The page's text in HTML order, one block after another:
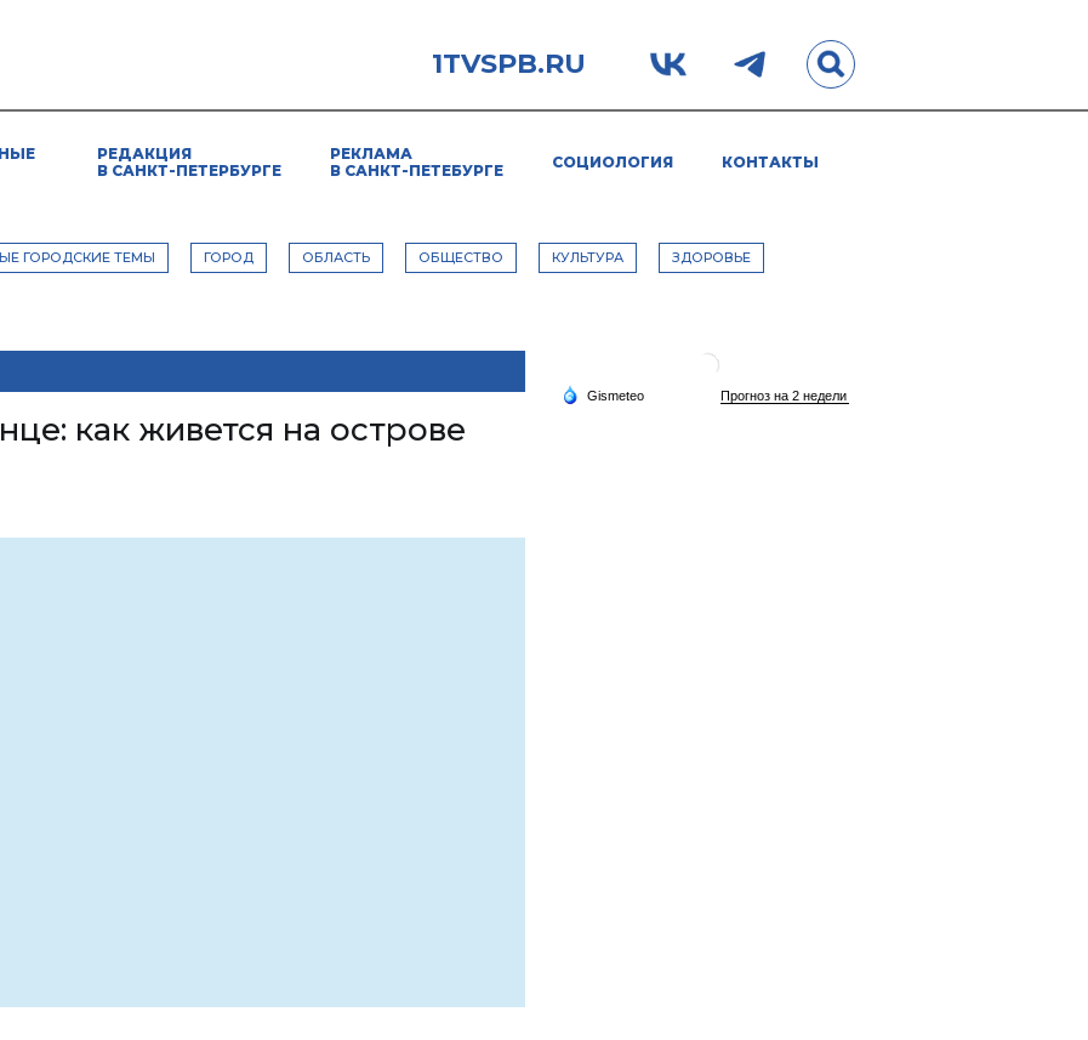
1TVSPB.RU
РЕДАКЦИЯ
В САНКТ-ПЕТЕРБУРГЕ
РЕКЛАМА
В САНКТ-ПЕТЕБУРГЕ
СОЦИОЛОГИЯ КОНТАКТЫ
ГОРОДСКИЕ ТЕМЫ ГОРОД ОБЛАСТЬ ОБЩЕСТВО КУЛЬТУРА ЗДОРОВЬЕ
как живется на острове